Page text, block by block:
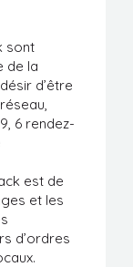
sont
de la
d’être
6 rendez-
est de
et les
d’ordres